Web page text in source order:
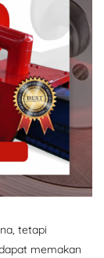
tetapi
memakan